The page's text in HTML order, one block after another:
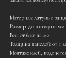
Материал: латунь с
Размер: до 1000х3000 мм
Вес: от 6 кг на м2
Толщина панелей: от 1
Монтаж: клей,